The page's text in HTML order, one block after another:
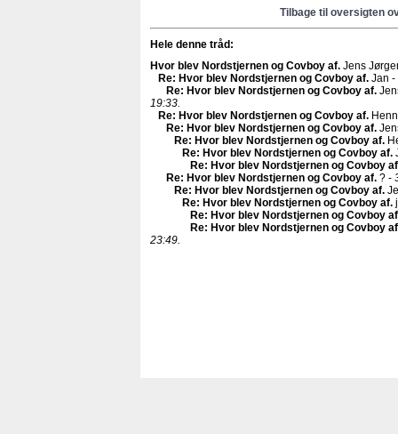
Tilbage til oversigten
Hele denne tråd:
Hvor blev Nordstjernen og Covboy af. Jens
Re: Hvor blev Nordstjernen og Covboy af. Jan -
Re: Hvor blev Nordstjernen og Covboy af.
19:33.
Re: Hvor blev Nordstjernen og Covboy af.
Re: Hvor blev Nordstjernen og Covboy af.
Re: Hvor blev Nordstjernen og Covboy af.
Re: Hvor blev Nordstjernen og Covboy af.
Re: Hvor blev Nordstjernen og Covboy af
Re: Hvor blev Nordstjernen og Covboy af. ? -
Re: Hvor blev Nordstjernen og Covboy af.
Re: Hvor blev Nordstjernen og Covboy af.
Re: Hvor blev Nordstjernen og Covboy af
Re: Hvor blev Nordstjernen og Covboy af
23:49.